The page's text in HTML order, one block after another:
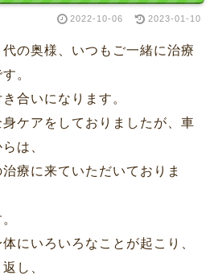
2022-10-06 2023-01-10
の奥様、いつもご一緒に治療
。
合いになります。
ケアをしておりましたが、車
は、
療に来ていただいておりま
にいろいろなことが起こり、
し、